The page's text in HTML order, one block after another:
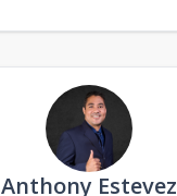
Anthony Estevez